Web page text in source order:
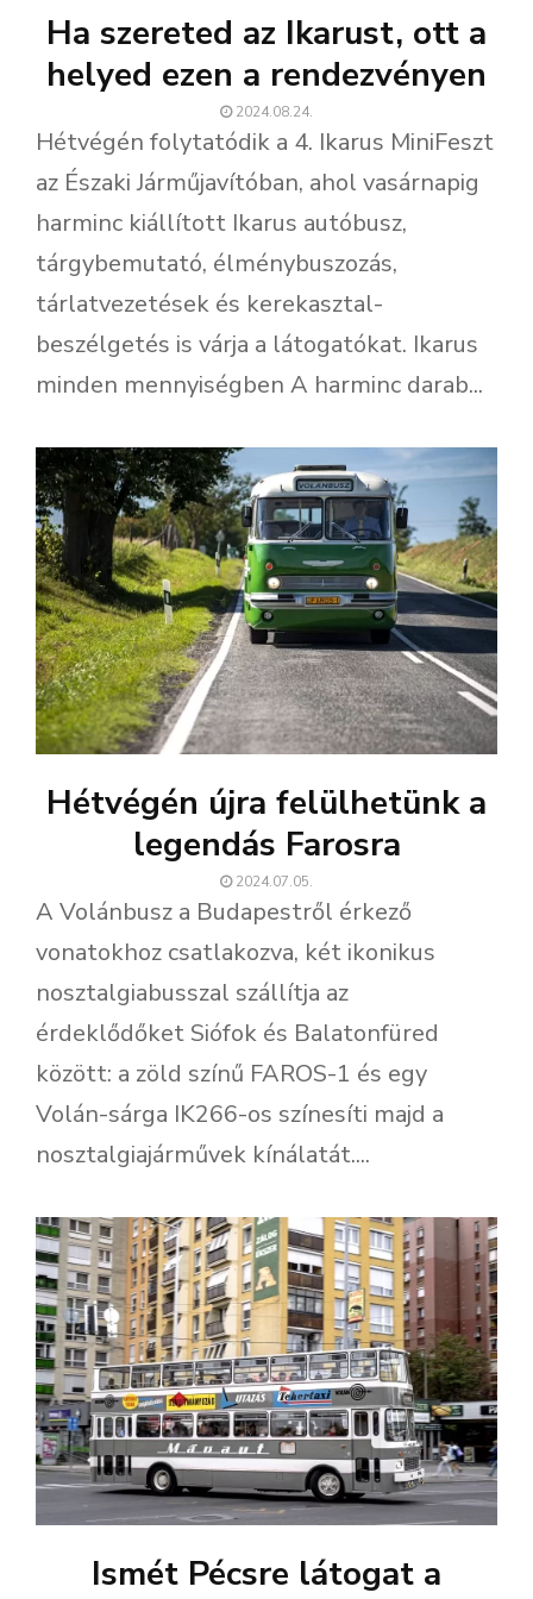
Ha szereted az Ikarust, ott a
helyed ezen a rendezvényen
2024.08.24.
Hétvégén folytatódik a 4. Ikarus MiniFeszt
az Északi Járműjavítóban, ahol vasárnapig
harminc kiállított Ikarus autóbusz,
tárgybemutató, élménybuszozás,
tárlatvezetések és kerekasztal-
beszélgetés is várja a látogatókat. Ikarus
minden mennyiségben A harminc darab...
Hétvégén újra felülhetünk a
legendás Farosra
2024.07.05.
A Volánbusz a Budapestről érkező
vonatokhoz csatlakozva, két ikonikus
nosztalgiabusszal szállítja az
érdeklődőket Siófok és Balatonfüred
között: a zöld színű FAROS-1 és egy
Volán-sárga IK266-os színesíti majd a
nosztalgiajárművek kínálatát....
Ismét Pécsre látogat a